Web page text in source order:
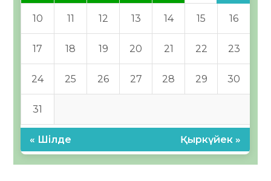
10 11 12 13 14 15 16
17 18 19 20 21 22 23
24 25 26 27 28 29 30
31
« Шілде Қыркүйек »